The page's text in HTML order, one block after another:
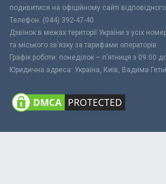
подивитися на офіційному сайті
Телефон: (044) 392-47-40
Дзвінок в межах території України з усіх
та міського зв’язку за тарифами операторів
Графік роботи: понеділок – п’ятниця з 09:00
Юридична адреса: Україна, Київ, Вадима